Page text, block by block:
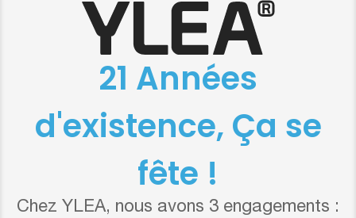
21 Années
d'existence, Ça se
fête !
Chez YLEA, nous avons 3 engagements :